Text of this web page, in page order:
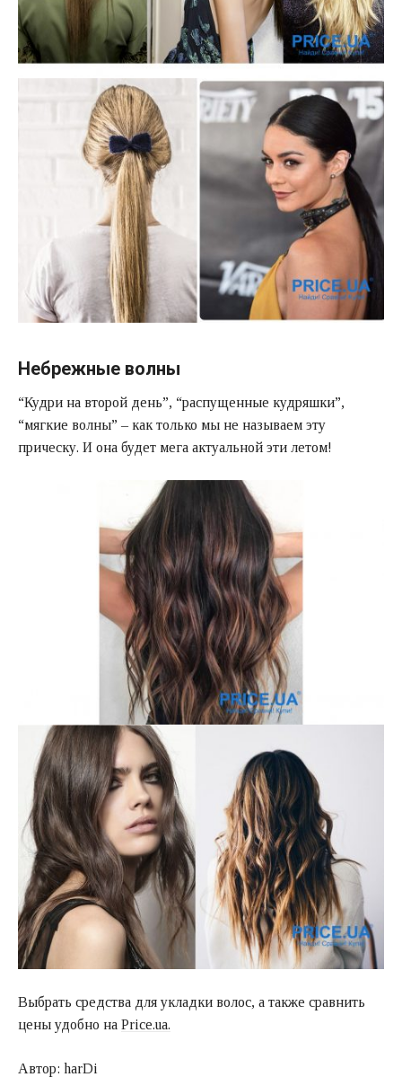
Небрежные волны
“Кудри на второй день”, “распущенные кудряшки”,
“мягкие волны” – как только мы не называем эту
прическу. И она будет мега актуальной эти летом!
Выбрать средства для укладки волос, а также сравнить
цены удобно на Price.ua.
Автор: harDi